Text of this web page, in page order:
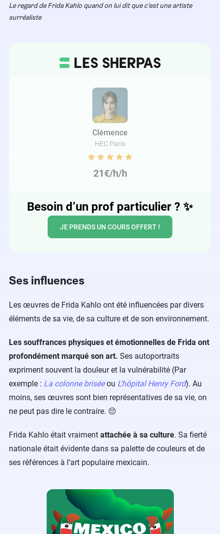
Le regard de Frida Kahlo quand on lui dit que c’est une artiste
surréaliste
Clémence
HEC Paris
21€/h/h
Besoin d’un prof particulier ? ✨
JE PRENDS UN COURS OFFERT !
Ses influences
Les œuvres de Frida Kahlo ont été influencées par divers
éléments de sa vie, de sa culture et de son environnement.
Les souffrances physiques et émotionnelles de Frida ont
profondément marqué son art. Ses autoportraits
expriment souvent la douleur et la vulnérabilité (Par
exemple : La colonne briséeou L’hôpital Henry Ford). Au
moins, ses œuvres sont bien représentatives de sa vie, on
ne peut pas dire le contraire. 😔
Frida Kahlo était vraiment attachée à sa culture. Sa fierté
nationale était évidente dans sa palette de couleurs et de
ses références à l’art populaire mexicain.